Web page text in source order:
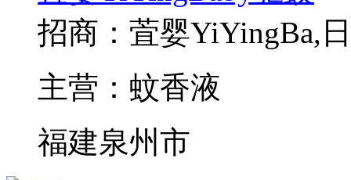
招商： 萓婴YiYingBa,
主营： 蚊香液
福建泉州市